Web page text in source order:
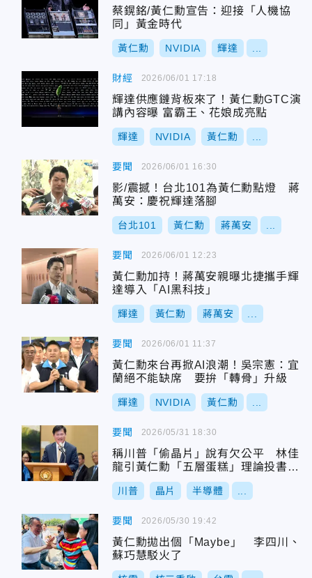
蔡鎤銘/黃仁勳宣告：迎接「人機協
同」黃金時代
黃仁勳 NVIDIA 輝達
財經
輝達供應鏈背板來了！黃仁勳GTC演
講內容曝 富霸王、花娘成亮點
輝達 NVIDIA 黃仁勳
2026/06/01 17:18
要聞
影/震撼！台北101為黃仁勳點燈 蔣
萬安：慶祝輝達落腳
台北101 黃仁勳 蔣萬安
2026/06/01 16:30
要聞
黃仁勳加持！蔣萬安親曝北捷攜手輝
達導入「AI黑科技」
輝達 黃仁勳 蔣萬安
2026/06/01 12:23
要聞
黃仁勳來台再掀AI浪潮！吳宗憲：宜
蘭絕不能缺席 要拚「轉骨」升級
輝達 NVIDIA 黃仁勳
2026/06/01 11:37
要聞
稱川普「偷晶片」說有欠公平 林佳
龍引黃仁勳「五層蛋糕」理論投書台
媒
川普 晶片 半導體
2026/05/31 18:30
要聞
黃仁勳拋出個「Maybe」 李四川、
蘇巧慧駁火了
2026/05/30 19:42